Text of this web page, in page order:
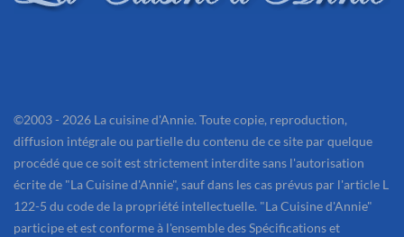
©2003 - 2026 La cuisine d'Annie. Toute copie, reproduction,
diffusion intégrale ou partielle du contenu de ce site par quelque
procédé que ce soit est strictement interdite sans l'autorisation
écrite de "La Cuisine d'Annie", sauf dans les cas prévus par l'article L
122-5 du code de la propriété intellectuelle. "La Cuisine d'Annie"
participe et est conforme à l'ensemble des Spécifications et